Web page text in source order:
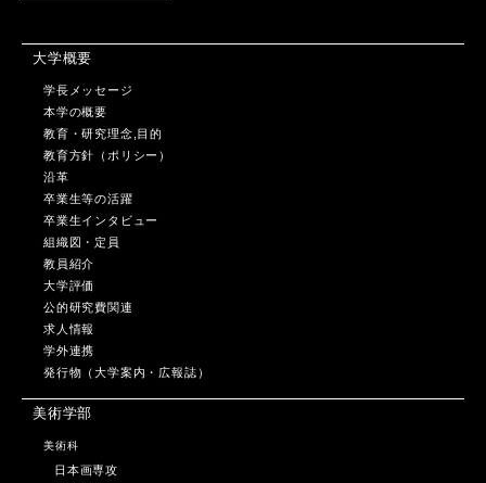
大学概要
学長メッセージ
本学の概要
教育・研究理念,目的
教育方針（ポリシー）
沿革
卒業生等の活躍
卒業生インタビュー
組織図・定員
教員紹介
大学評価
公的研究費関連
求人情報
学外連携
発行物（大学案内・広報誌）
美術学部
美術科
日本画専攻